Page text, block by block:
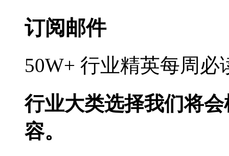
订阅邮件
50W+ 行业精英每周
行业大类选择我们将
容。